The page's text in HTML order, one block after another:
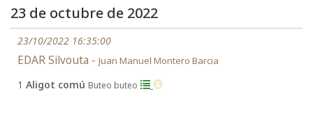
23 de octubre de 2022
23/10/2022 16:35:00
EDAR Silvouta - Juan Manuel Montero Barcia
1 Aligot comú Buteo buteo